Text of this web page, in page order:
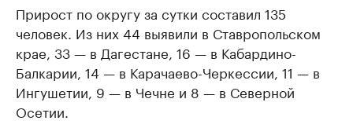
Прирост по округу за сутки составил 135
человек. Из них 44 выявили в Ставропольском
крае, 33 — в Дагестане, 16 — в Кабардино-
Балкарии, 14 — в Карачаево-Черкессии, 11 — в
Ингушетии, 9 — в Чечне и 8 — в Северной
Осетии.